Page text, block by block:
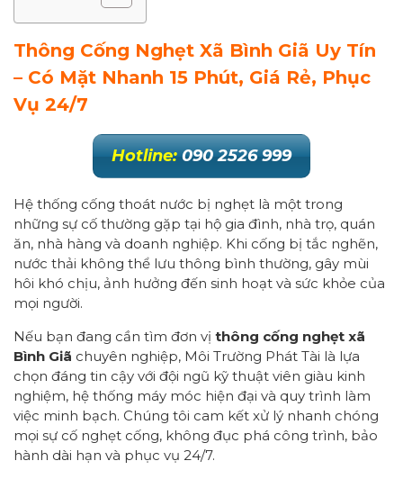
Thông Cống Nghẹt Xã Bình Giã Uy Tín
– Có Mặt Nhanh 15 Phút, Giá Rẻ, Phục
Vụ 24/7
Hotline: 090 2526 999
Hệ thống cống thoát nước bị nghẹt là một trong
những sự cố thường gặp tại hộ gia đình, nhà trọ, quán
ăn, nhà hàng và doanh nghiệp. Khi cống bị tắc nghẽn,
nước thải không thể lưu thông bình thường, gây mùi
hôi khó chịu, ảnh hưởng đến sinh hoạt và sức khỏe của
mọi người.
Nếu bạn đang cần tìm đơn vị thông cống nghẹt xã
Bình Giã chuyên nghiệp, Môi Trường Phát Tài là lựa
chọn đáng tin cậy với đội ngũ kỹ thuật viên giàu kinh
nghiệm, hệ thống máy móc hiện đại và quy trình làm
việc minh bạch. Chúng tôi cam kết xử lý nhanh chóng
mọi sự cố nghẹt cống, không đục phá công trình, bảo
hành dài hạn và phục vụ 24/7.